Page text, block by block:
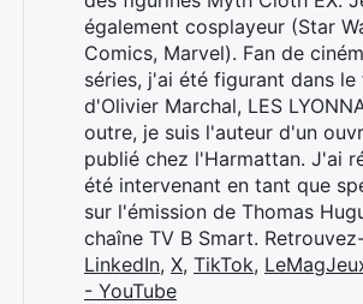
également cosplayeur (Star
Comics, Marvel). Fan de
séries, j'ai été figurant dans le
d'Olivier Marchal, LES
outre, je suis l'auteur d'un
publié chez l'Harmattan. J'ai
été intervenant en tant que
sur l'émission de Thomas
chaîne TV B Smart.
LinkedIn, X, TikTok,
- YouTube